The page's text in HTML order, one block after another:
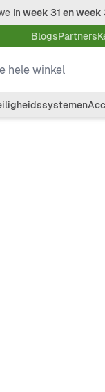
in week 31 en
BlogsPartners
hele winkel